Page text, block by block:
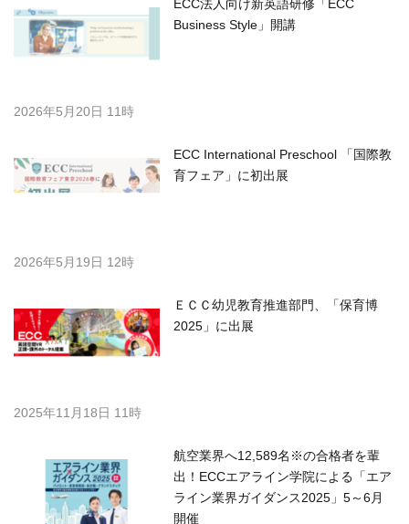
ECC法人向け新英語研修「ECC
Business Style」開講
2026年5月20日 11時
ECC International Preschool 「国際教
育フェア」に初出展
2026年5月19日 12時
ＥＣＣ幼児教育推進部門、「保育博
2025」に出展
2025年11月18日 11時
航空業界へ12,589名※の合格者を輩
出！ECCエアライン学院による「エア
ライン業界ガイダンス2025」5～6月
開催